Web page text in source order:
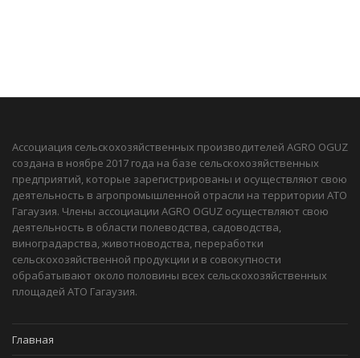
Ассоциация сельскохозяйственных производителей AGRO OGUZ
создана в ноябре 2017 года на базе сельскохозяйственных
предприятий, которые зарегистрированы и осуществляют свою
деятельность в агропромышленной отрасли на территории АТО
Гагаузия. Члены ассоциации AGRO OGUZ осуществляют свою
деятельность в области полеводства, садоводства,
виноградарства, животноводства, переработки
сельскохозяйственной продукции и в совокупности
обрабатывают около половины всех сельскохозяйственных
площадей АТО Гагаузия.
Главная